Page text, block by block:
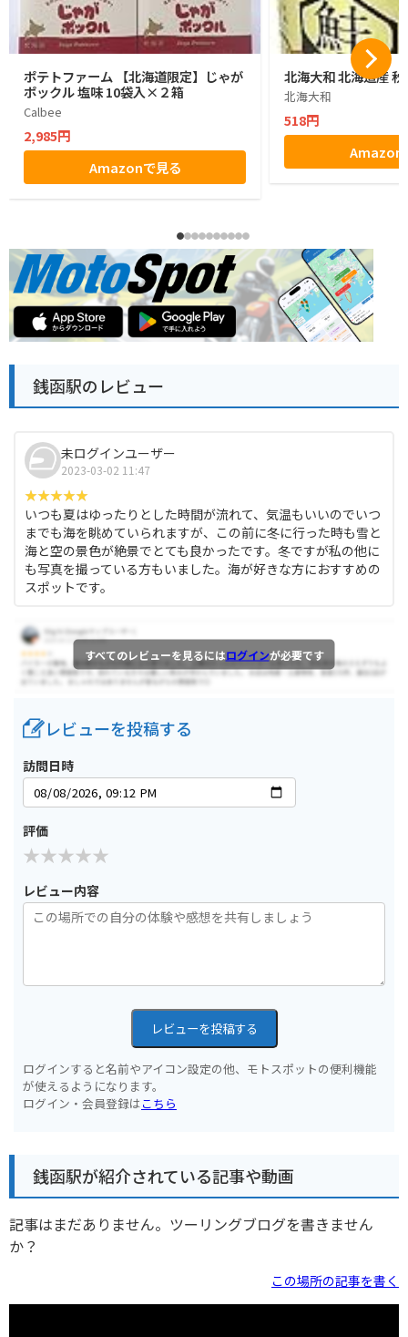
ポテトファーム 【北海道限定】じゃが
ポックル 塩味 10袋入×２箱
Calbee
2,985円
Amazonで見る
北海大和 北海道産
北海大和
518円
Amazon
銭函駅のレビュー
未ログインユーザー
2023-03-02 11:47
いつも夏はゆったりとした時間が流れて、気温もいいのでいつ
までも海を眺めていられますが、この前に冬に行った時も雪と
海と空の景色が絶景でとても良かったです。冬ですが私の他に
も写真を撮っている方もいました。海が好きな方におすすめの
スポットです。
すべてのレビューを見るにはログインが必要です
レビューを投稿する
訪問日時
評価
レビュー内容
レビューを投稿する
ログインすると名前やアイコン設定の他、モトスポットの便利機能
が使えるようになります。
ログイン・会員登録はこちら
銭函駅が紹介されている記事や動画
記事はまだありません。ツーリングブログを書きません
か？
この場所の記事を書く